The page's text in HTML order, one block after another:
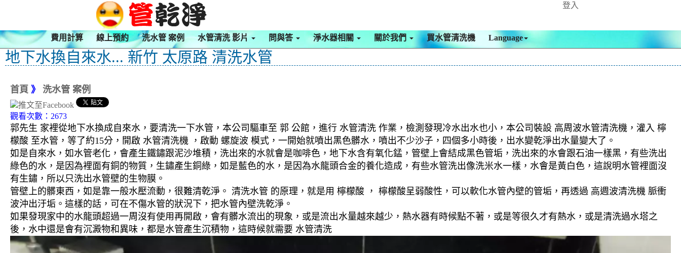
登入
費用計算 線上預約 洗水管 案例 水管清洗 影片 問與答 淨水器相關 關於我們 買水管清洗機 Language
地下水換自來水... 新竹 太原路 清洗水管
首頁 》 洗水管 案例
觀看次數：2673
郭先生 家裡從地下水換成自來水，要清洗一下水管，本公司驅車至 郭 公館，進行 水管清洗 作業，檢測發現冷水出水也小，本公司裝設 高周波水管清洗機，灌入 檸
檬酸 至水管，等了約15分，開啟 水管清洗機 ，啟動 螺旋波 模式，一開始就噴出黑色髒水，噴出不少沙子，四個多小時後，出水變乾淨出水量變大了。
如是自來水，如水管老化，會產生鐵鏽跟泥沙堆積，洗出來的水就會是咖啡色，地下水含有氧化錳，管壁上會結成黑色管垢，洗出來的水會跟石油一樣黑，有些洗出
綠色的水，是因為裡面有銅的物質，生鏽產生銅綠，如是藍色的水，是因為水龍頭合金的養化造成，有些水管洗出像洗米水一樣，水會是黃白色，這說明水管裡面沒
有生鏽，所以只洗出水管壁的生物膜。
管壁上的髒東西，如是靠一般水壓流動，很難清乾淨。 清洗水管 的原理，就是用 檸檬酸 ， 檸檬酸呈弱酸性，可以軟化水管內壁的管垢，再透過 高週波清洗機 脈衝
波沖出汙垢。這樣的話，可在不傷水管的狀況下，把水管內壁洗乾淨。
如果發現家中的水龍頭超過一周沒有使用再開啟，會有髒水流出的現象，或是流出水量越來越少，熱水器有時候點不著，或是等很久才有熱水，或是清洗過水塔之
後，水中還是會有沉澱物和異味，都是水管產生沉積物，這時候就需要 水管清洗